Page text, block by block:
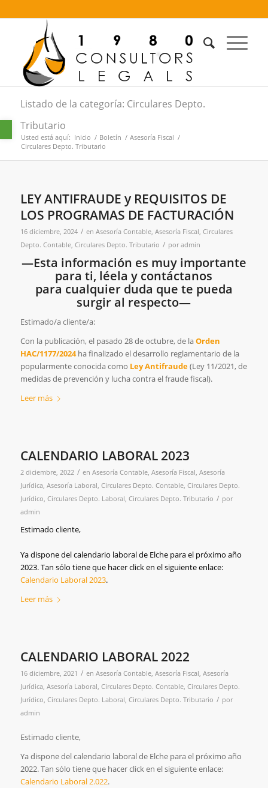
Abrir barra de herramientas
Listado de la categoría: Circulares Depto.
Tributario
Usted está aquí: Inicio / Boletín / Asesoría Fiscal /
Circulares Depto. Tributario
LEY ANTIFRAUDE y REQUISITOS DE
LOS PROGRAMAS DE FACTURACIÓN
16 diciembre, 2024 / en Asesoría Contable, Asesoría Fiscal, Circulares
Depto. Contable, Circulares Depto. Tributario / poradmin
—Esta información es muy importante
para ti, léela y contáctanos
para cualquier duda que te pueda
surgir al respecto—
Estimado/a cliente/a:
Con la publicación, el pasado 28 de octubre, de laOrden
HAC/1177/2024ha finalizado el desarrollo reglamentario de la
popularmente conocida como Ley Antifraude(Ley 11/2021, de
medidas de prevención y lucha contra el fraude fiscal).
Leer más
CALENDARIO LABORAL 2023
2 diciembre, 2022 / en Asesoría Contable, Asesoría Fiscal, Asesoría
Jurídica, Asesoría Laboral, Circulares Depto. Contable, Circulares Depto.
Jurídico, Circulares Depto. Laboral, Circulares Depto. Tributario / por
admin
Estimado cliente,
Ya dispone del calendario laboral de Elche para el próximo año
2023. Tan sólo tiene que hacer click en el siguiente enlace:
Calendario Laboral 2023.
Leer más
CALENDARIO LABORAL 2022
16 diciembre, 2021 / en Asesoría Contable, Asesoría Fiscal, Asesoría
Jurídica, Asesoría Laboral, Circulares Depto. Contable, Circulares Depto.
Jurídico, Circulares Depto. Laboral, Circulares Depto. Tributario / por
admin
Estimado cliente,
Ya dispone del calendario laboral de Elche para el próximo año
2022. Tan sólo tiene que hacer click en el siguiente enlace:
Calendario Laboral 2.022.